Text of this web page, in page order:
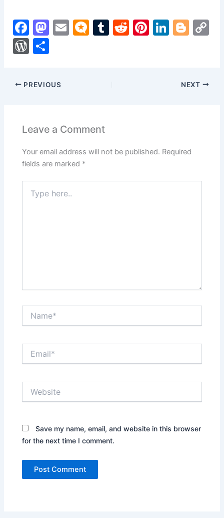
F
a
c
b
o
k
M
d
n
E
M T
R
Pi Li
dI
Bl
er
W
d
Pr
s
ar
e
PREVIOUS NEXT
Leave a Comment
Your email address will not be published. Required
fields are marked *
here..
Save my name, email, and website in this browser
for the next time I comment.